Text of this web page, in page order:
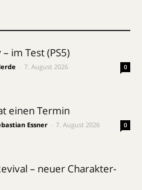
im Test (PS5)
7. August 2026 0
einen Termin
Essner 7. August 2026 0
– neuer Charakter-